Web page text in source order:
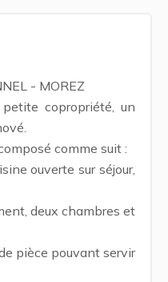
- MOREZ
copropriété, un
comme suit :
ouverte sur séjour,
deux chambres et
pièce pouvant servir